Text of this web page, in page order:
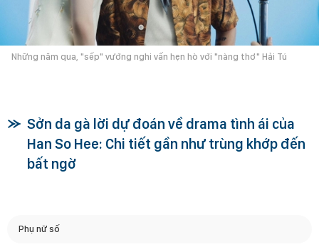
Những năm qua, "sếp" vướng nghi vấn hẹn hò với "nàng thơ" Hải Tú
Sởn da gà lời dự đoán về drama tình ái của
Han So Hee: Chi tiết gần như trùng khớp đến
bất ngờ
Phụ nữ số